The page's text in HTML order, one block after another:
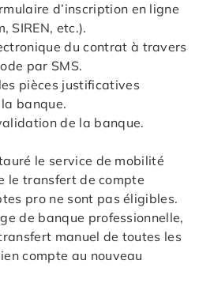
d’inscription en ligne
SIREN, etc.).
du contrat à travers
par SMS.
pièces justificatives
banque.
de la banque.
le service de mobilité
le transfert de compte
pro ne sont pas éligibles.
de banque professionnelle,
manuel de toutes les
compte au nouveau